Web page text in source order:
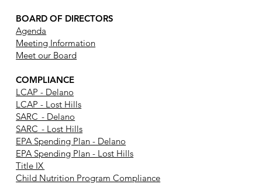
BOARD OF DIRECTORS
Agenda
Meeting Information
Meet our Board
COMPLIANCE
LCAP - Delano
LCAP - Lost Hills
SARC - Delano
SARC - Lost Hills
EPA Spending Plan - Delano
EPA Spending Plan - Lost Hills
Title IX
Child Nutrition Program Compliance